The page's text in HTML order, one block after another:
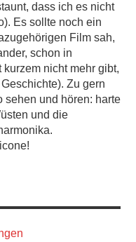
dass ich es nicht
Es sollte noch ein
Film sah,
schon in
nicht mehr gibt,
Zu gern
sehen und hören: harte
und die